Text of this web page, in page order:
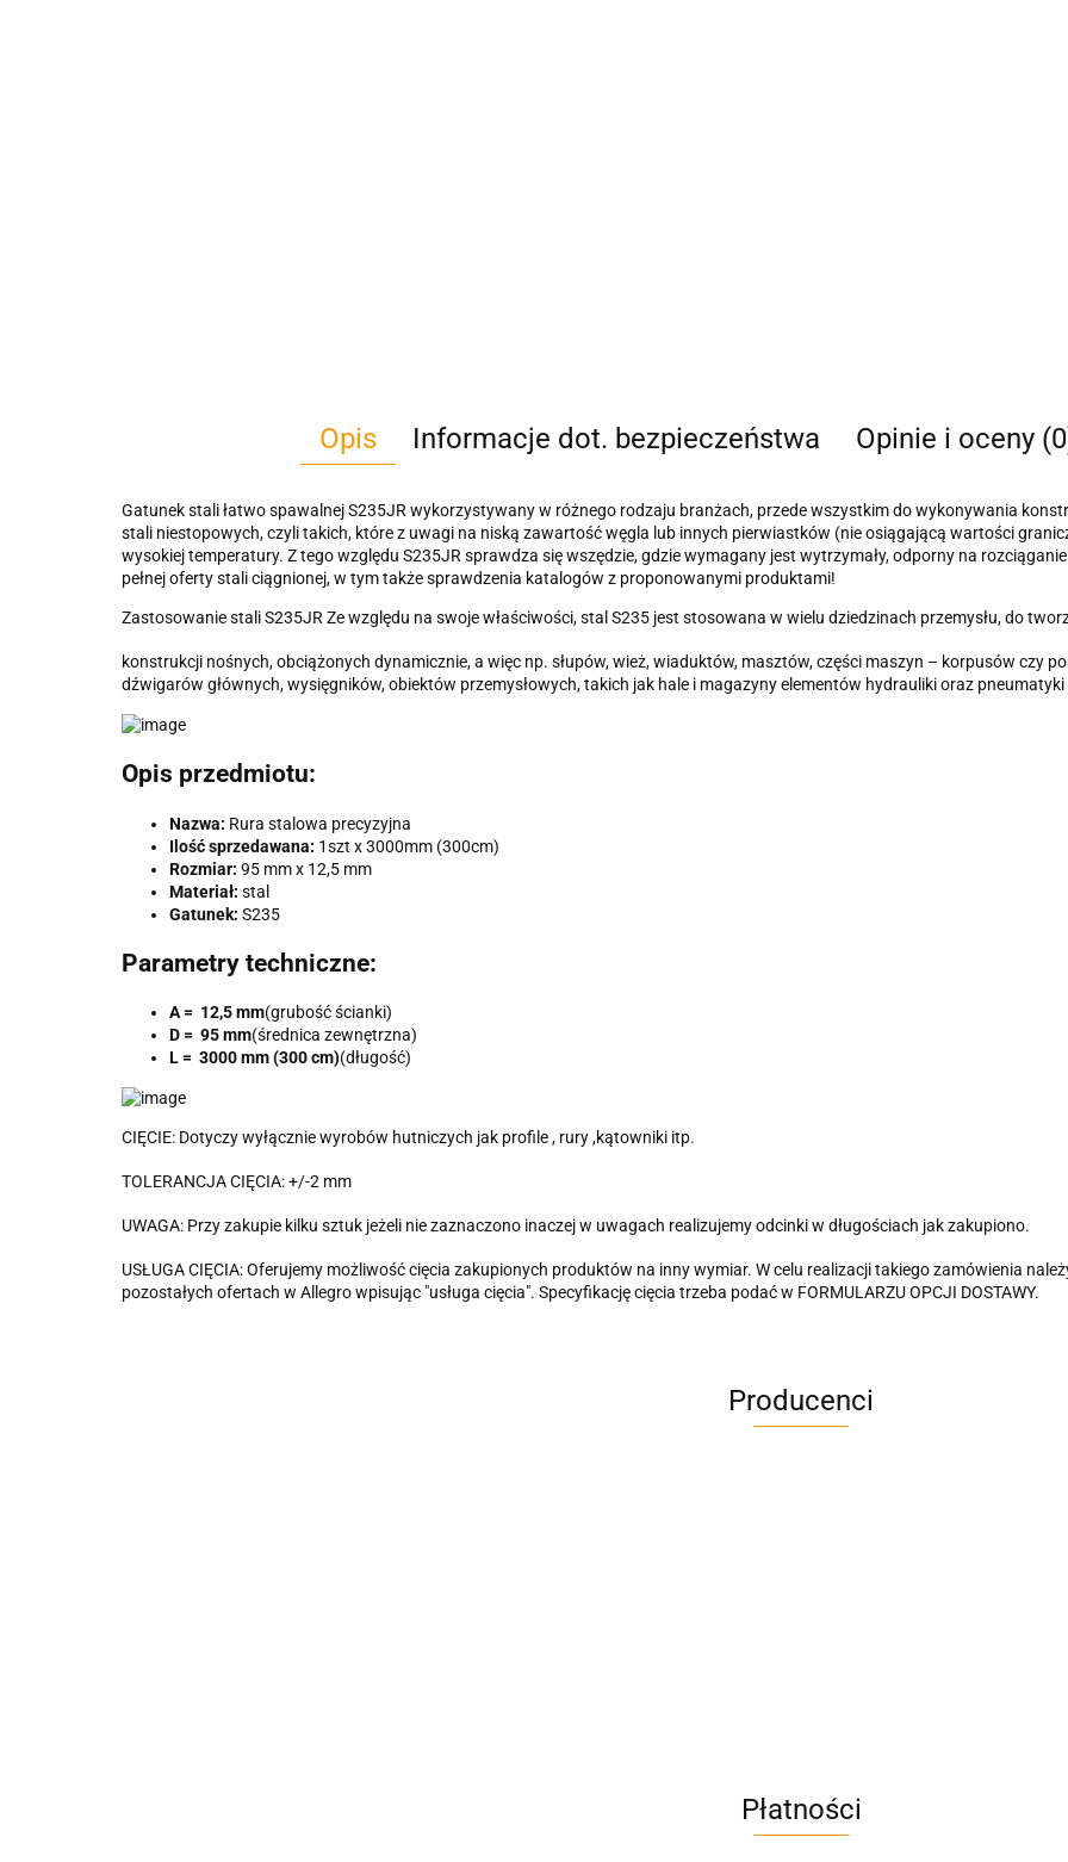
Opis Informacje dot. bezpieczeństwa Opinie i oceny
Gatunek stali łatwo spawalnej S235JR wykorzystywany w różnego rodzaju branżach, przede wszystkim do wykonywania
stali niestopowych, czyli takich, które z uwagi na niską zawartość węgla lub innych pierwiastków (nie osiągającą wartości
wysokiej temperatury. Z tego względu S235JR sprawdza się wszędzie, gdzie wymagany jest wytrzymały, odporny na
pełnej oferty stali ciągnionej, w tym także sprawdzenia katalogów z proponowanymi produktami!
Zastosowanie stali S235JR Ze względu na swoje właściwości, stal S235 jest stosowana w wielu dziedzinach przemysłu, do
konstrukcji nośnych, obciążonych dynamicznie, a więc np. słupów, wież, wiaduktów, masztów, części maszyn – korpusów czy
dźwigarów głównych, wysięgników, obiektów przemysłowych, takich jak hale i magazyny elementów hydrauliki oraz
Opis przedmiotu:
Nazwa: Rura stalowa precyzyjna
Ilość sprzedawana: 1szt x 3000mm (300cm)
Rozmiar: 95 mm x 12,5 mm
Materiał: stal
Gatunek: S235
Parametry techniczne:
A = 12,5 mm(grubość ścianki)
D = 95 mm(średnica zewnętrzna)
L = 3000 mm (300 cm)(długość)
CIĘCIE: Dotyczy wyłącznie wyrobów hutniczych jak profile , rury ,kątowniki itp.
TOLERANCJA CIĘCIA: +/-2 mm
UWAGA: Przy zakupie kilku sztuk jeżeli nie zaznaczono inaczej w uwagach realizujemy odcinki w długościach jak zakupiono.
USŁUGA CIĘCIA: Oferujemy możliwość cięcia zakupionych produktów na inny wymiar. W celu realizacji takiego zamówienia
pozostałych ofertach w Allegro wpisując "usługa cięcia". Specyfikację cięcia trzeba podać w FORMULARZU OPCJI DOSTAWY.
Producenci
AC EasyLine
Płatności